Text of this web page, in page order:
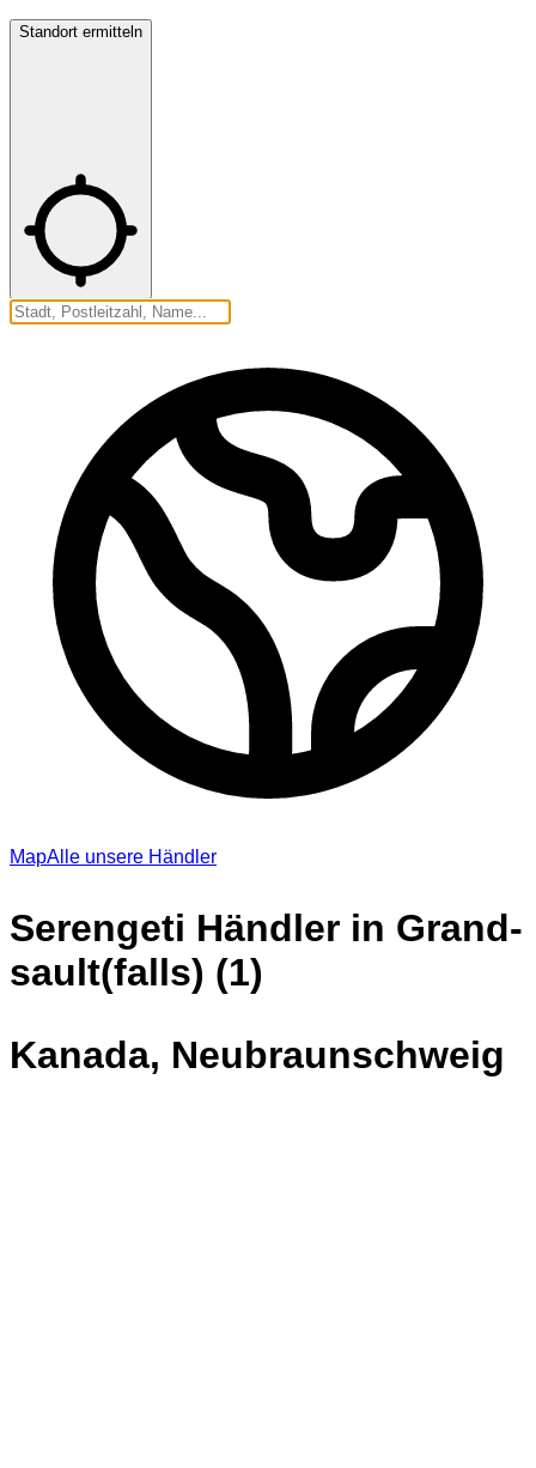
Standort ermitteln
MapAlle unsere Händler
Serengeti Händler in Grand-
sault(falls) (1)
Kanada, Neubraunschweig